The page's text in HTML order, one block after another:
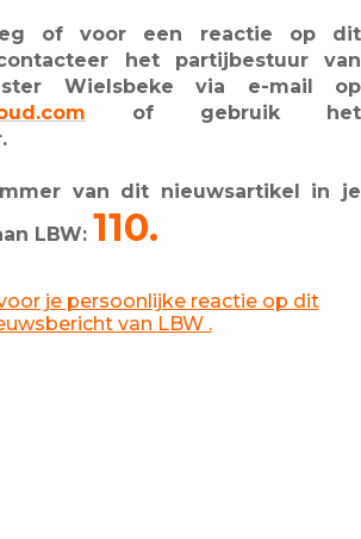
of voor een reactie op dit
het partijbestuur van
Wielsbeke via e-mail op
of gebruik het
van dit nieuwsartikel in je
LBW: 110.
je persoonlijke reactie op dit
van LBW .